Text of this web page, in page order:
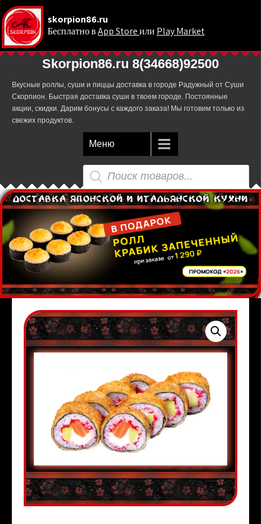
skorpion86.ru
Бесплатно вApp Storeили Play Market
Skorpion86.ru 8(34668)92500
Вкусные роллы, суши и пиццы доставка в городе Радужный от Суши
Скорпион. Быстрая доставка суши в твоем городе. Постоянные
акции, скидки. Дарим бонусы с каждого заказа! Мы готовим только из
свежих продуктов.
Меню
Поиск
товаров